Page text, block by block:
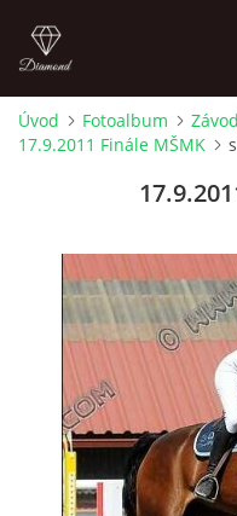
ÚVOD
KONTAKT
SLUŽBY
JEŽDĚNÍ PRO VEŘEJNOST
Úvod Fotoalbum
17.9.2011 Finále MŠMK